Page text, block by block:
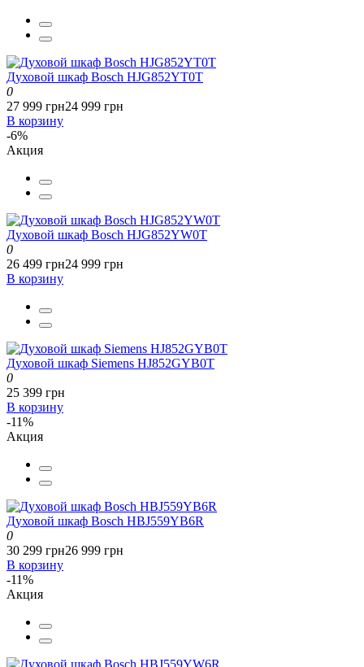
Духовой шкаф Bosch HJG852YT0T
0
27 999 грн24 999 грн
В корзину
-6%
Акция
Духовой шкаф Bosch HJG852YW0T
0
26 499 грн24 999 грн
В корзину
Духовой шкаф Siemens HJ852GYB0T
0
25 399 грн
В корзину
-11%
Акция
Духовой шкаф Bosch HBJ559YB6R
0
30 299 грн26 999 грн
В корзину
-11%
Акция